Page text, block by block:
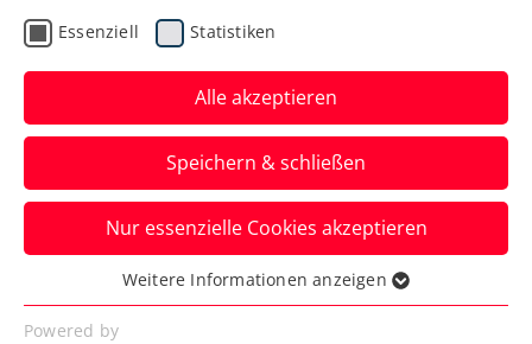
Kommt vorbei und
unterstützt das Generali
Austria Davis Cup Team!
In Bad Waltersdorf steht mit dem
Länderkampf gegen die Türkei ein großes
Tennisfest bevor.
Verfasst von: Manuel Wachta, 11.09.2024
Essenziell Statistiken
Alle akzeptieren
Speichern & schließen
Nur essenzielle Cookies akzeptieren
Essenziell
Essenzielle Cookies werden für grundlegende
Weitere Informationen anzeigen
Powered by